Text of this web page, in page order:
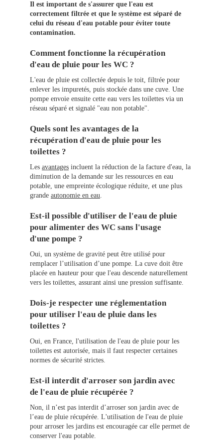
Il est important de s'assurer que l'eau est
correctement filtrée et que le système est séparé de
celui du réseau d'eau potable pour éviter toute
contamination.
Comment fonctionne la récupération
d'eau de pluie pour les WC ?
L'eau de pluie est collectée depuis le toit, filtrée pour
enlever les impuretés, puis stockée dans une cuve. Une
pompe envoie ensuite cette eau vers les toilettes via un
réseau séparé et signalé "eau non potable".
Quels sont les avantages de la
récupération d'eau de pluie pour les
toilettes ?
Les avantages incluent la réduction de la facture d'eau, la
diminution de la demande sur les ressources en eau
potable, une empreinte écologique réduite, et une plus
grande autonomie en eau.
Est-il possible d'utiliser de l'eau de pluie
pour alimenter des WC sans l'usage
d'une pompe ?
Oui, un système de gravité peut être utilisé pour
remplacer l’utilisation d’une pompe. La cuve doit être
placée en hauteur pour que l'eau descende naturellement
vers les toilettes, assurant ainsi une pression suffisante.
Dois-je respecter une réglementation
pour utiliser l'eau de pluie dans les
toilettes ?
Oui, en France, l'utilisation de l'eau de pluie pour les
toilettes est autorisée, mais il faut respecter certaines
normes de sécurité strictes.
Est-il interdit d'arroser son jardin avec
de l'eau de pluie récupérée ?
Non, il n’est pas interdit d’arroser son jardin avec de
l’eau de pluie récupérée. L'utilisation de l'eau de pluie
pour arroser les jardins est encouragée car elle permet de
conserver l'eau potable.